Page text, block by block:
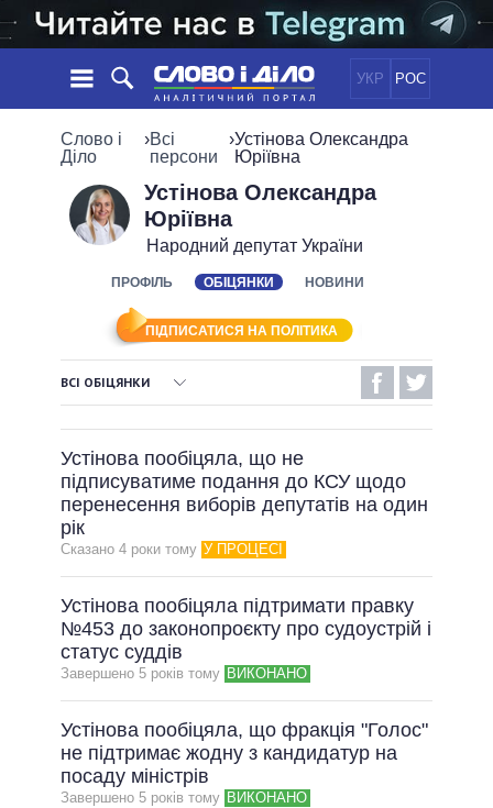
УКР РОС
НОВИНИ
СТРІЧКА
ПОДІЇ
ДУМКИ
ОГЛЯДИ
ДАЙДЖЕСТИ
ПОЛІТИКА
СУСПІЛЬСТВО
СВІТ
ОБIЦЯНКИ
ПОЛIТИКИ
УСІ ПОЛІТИКИ
ПРЕЗИДЕНТ І ОФІС
ВЕРХОВНА РАДА
КАБІНЕТ МІНІСТРІВ
ВСІ ПЕРСОНИ
ІНФОГРАФІКА
ВІДЕО
ПОРІВНЯННЯ ПОЛІТИКІВ
Слово і
Діло
›Всі
персони
›Устінова Олександра
Юріївна
Устінова Олександра
Юріївна
Народний депутат України
ПРОФІЛЬ ОБІЦЯНКИ НОВИНИ
ПІДПИСАТИСЯ НА ПОЛІТИКА
ВСІ ОБІЦЯНКИ
НЕВИКОНАНІ ОБІЦЯНКИ
ОБІЦЯНКИ У ПРОЦЕСІ
АРХІВНІ ОБІЦЯНКИ
Устінова пообіцяла, що не
підписуватиме подання до КСУ щодо
перенесення виборів депутатів на один
рік
Сказано 4 роки тому У ПРОЦЕСІ
Устінова пообіцяла підтримати правку
№453 до законопроєкту про судоустрій і
статус суддів
Завершено 5 рокiв тому ВИКОНАНО
Устінова пообіцяла, що фракція "Голос"
не підтримає жодну з кандидатур на
посаду міністрів
Завершено 5 рокiв тому ВИКОНАНО